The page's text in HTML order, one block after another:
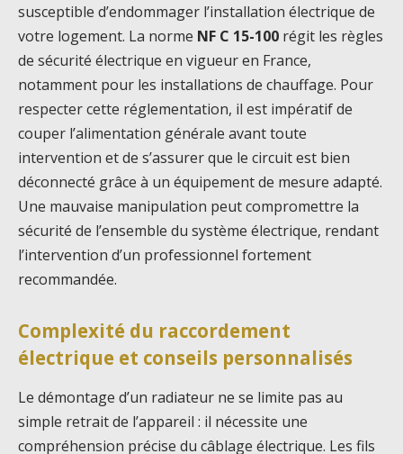
susceptible d’endommager l’installation électrique de
votre logement. La norme NF C 15-100 régit les règles
de sécurité électrique en vigueur en France,
notamment pour les installations de chauffage. Pour
respecter cette réglementation, il est impératif de
couper l’alimentation générale avant toute
intervention et de s’assurer que le circuit est bien
déconnecté grâce à un équipement de mesure adapté.
Une mauvaise manipulation peut compromettre la
sécurité de l’ensemble du système électrique, rendant
l’intervention d’un professionnel fortement
recommandée.
Complexité du raccordement
électrique et conseils personnalisés
Le démontage d’un radiateur ne se limite pas au
simple retrait de l’appareil : il nécessite une
compréhension précise du câblage électrique. Les fils